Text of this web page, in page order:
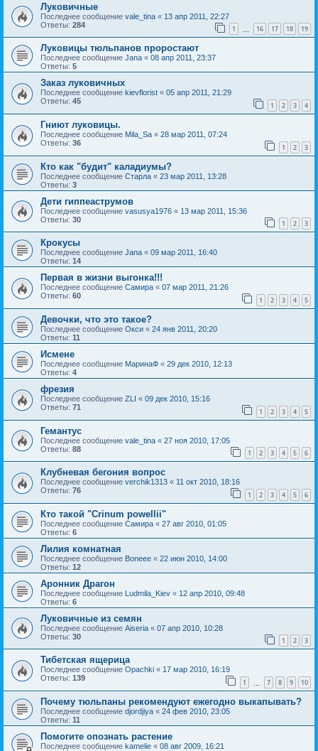
Луковичные
Последнее сообщение vale_tina « 13 апр 2011, 22:27
Ответы: 284 1 16 17 18 19
Луковицы тюльпанов проростают
Последнее сообщение Jana « 08 апр 2011, 23:37
Ответы: 5
Заказ луковичных
Последнее сообщение kievflorist « 05 апр 2011, 21:29
Ответы: 45 1 2 3 4
Гниют луковицы.
Последнее сообщение Mila_Sa « 28 мар 2011, 07:24
Ответы: 36 1 2 3
Кто как "будит" каладиумы?
Последнее сообщение Старла « 23 мар 2011, 13:28
Ответы: 3
Дети гиппеаструмов
Последнее сообщение vasusya1976 « 13 мар 2011, 15:36
Ответы: 30 1 2 3
Крокусы
Последнее сообщение Jana « 09 мар 2011, 16:40
Ответы: 14
Первая в жизни выгонка!!!
Последнее сообщение Самира « 07 мар 2011, 21:26
Ответы: 60 1 2 3 4 5
Девочки, что это такое?
Последнее сообщение Окси « 24 янв 2011, 20:20
Ответы: 11
Исмене
Последнее сообщение МаринаФ « 29 дек 2010, 12:13
Ответы: 4
фрезия
Последнее сообщение ZLI « 09 дек 2010, 15:16
Ответы: 71 1 2 3 4 5
Гемантус
Последнее сообщение vale_tina « 27 ноя 2010, 17:05
Ответы: 88 1 2 3 4 5 6
Клубневая бегония вопрос
Последнее сообщение verchik1313 « 11 окт 2010, 18:16
Ответы: 76 1 2 3 4 5 6
Кто такой "Crinum powellii"
Последнее сообщение Самира « 27 авг 2010, 01:05
Ответы: 6
Лилия комнатная
Последнее сообщение Boneee « 22 июн 2010, 14:00
Ответы: 12
Аронник Драгон
Последнее сообщение Ludmila_Kiev « 12 апр 2010, 09:48
Ответы: 6
Луковичные из семян
Последнее сообщение Aiseria « 07 апр 2010, 10:28
Ответы: 30 1 2 3
Тибетская ящерица
Последнее сообщение Opachki « 17 мар 2010, 16:19
Ответы: 139 1 7 8 9 10
Почему тюльпаны рекомендуют ежегодно выкапывать?
Последнее сообщение djordjiya « 24 фев 2010, 23:05
Ответы: 11
Помогите опознать растение
Последнее сообщение kamelie « 08 авг 2009, 16:21